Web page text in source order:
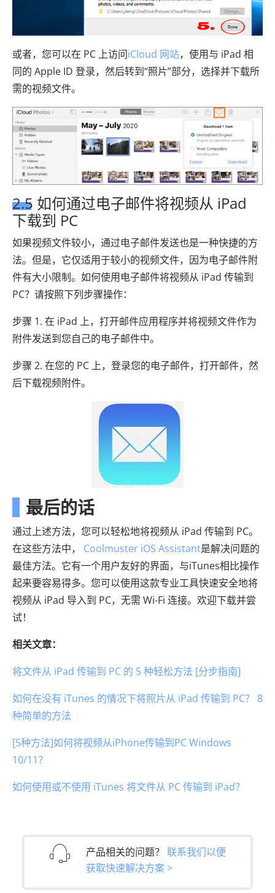
或者，您可以在 PC 上访问iCloud 网站，使用与 iPad 相
同的 Apple ID 登录，然后转到“照片”部分，选择并下载所
需的视频文件。
2.5 如何通过电子邮件将视频从 iPad
下载到 PC
如果视频文件较小，通过电子邮件发送也是一种快捷的方
法。但是，它仅适用于较小的视频文件，因为电子邮件附
件有大小限制。如何使用电子邮件将视频从 iPad 传输到
PC？请按照下列步骤操作：
步骤 1. 在 iPad 上，打开邮件应用程序并将视频文件作为
附件发送到您自己的电子邮件中。
步骤 2. 在您的 PC 上，登录您的电子邮件，打开邮件，然
后下载视频附件。
最后的话
通过上述方法，您可以轻松地将视频从 iPad 传输到 PC。
在这些方法中， Coolmuster iOS Assistant是解决问题的
最佳方法。它有一个用户友好的界面，与iTunes相比操作
起来要容易得多。您可以使用这款专业工具快速安全地将
视频从 iPad 导入到 PC，无需 Wi-Fi 连接。欢迎下载并尝
试！
相关文章：
将文件从 iPad 传输到 PC 的 5 种轻松方法 [分步指南]
如何在没有 iTunes 的情况下将照片从 iPad 传输到 PC？ 8
种简单的方法
[5种方法]如何将视频从iPhone传输到PC Windows
10/11？
如何使用或不使用 iTunes 将文件从 PC 传输到 iPad？
产品相关的问题？ 联系我们以便
获取快速解决方案 >